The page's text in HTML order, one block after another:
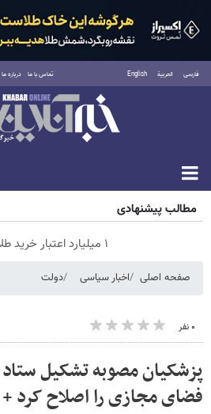
فارسی العربية English تماس با ما درباره ما
شنبه ۱۷ مرداد ۱۴۰۵
مطالب پیشنهادی
۱ میلیارد اعتبار خرید طلا | بدون ضامن و چک
صفحه اصلی اخبار سیاسی دولت
۰ نفر
پزشکیان مصوبه تشکیل
فضای مجازی را اصلاح کرد